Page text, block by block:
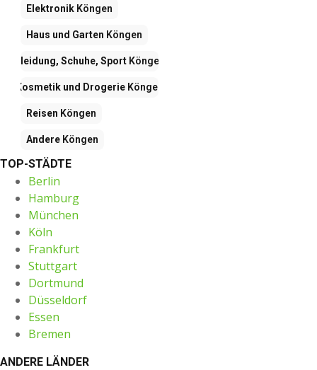
Elektronik Köngen
Haus und Garten Köngen
Kleidung, Schuhe, Sport Köngen
Kosmetik und Drogerie Köngen
Reisen Köngen
Andere Köngen
TOP-STÄDTE
Berlin
Hamburg
München
Köln
Frankfurt
Stuttgart
Dortmund
Düsseldorf
Essen
Bremen
ANDERE LÄNDER